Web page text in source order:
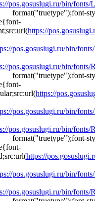
pos.gosuslugi.ru/bin/fonts/
https://
pos.gosuslugi.ru/bin/
pos.gosuslugi.ru/bin/fonts/
https://
pos.gosuslugi.ru/bin/
pos.gosuslugi.ru/bin/fonts/
https://
pos.gosuslugi.ru/bin/
pos.gosuslugi.ru/bin/fonts/